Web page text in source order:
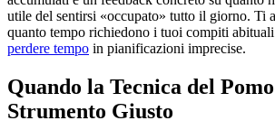
utile del sentirsi «occupato» tutto il giorno. Ti
quanto tempo richiedono i tuoi compiti abituali
perdere tempo in pianificazioni imprecise.
Quando la Tecnica del
Strumento Giusto